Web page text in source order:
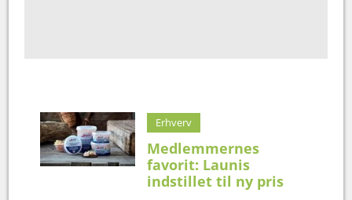
Erhverv
Medlemmernes
favorit: Launis
indstillet til ny pris